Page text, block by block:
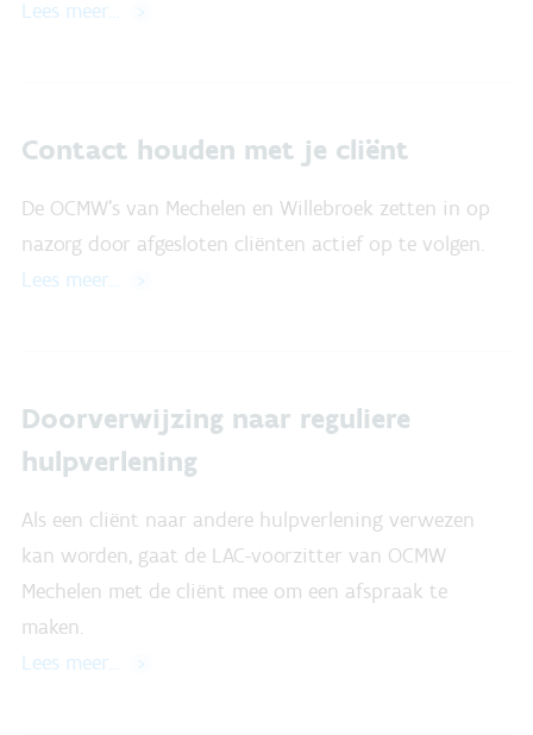
Lees meer…
Contact houden met je cliënt
De OCMW's van Mechelen en Willebroek zetten in op
nazorg door afgesloten cliënten actief op te volgen.
Lees meer…
Doorverwijzing naar reguliere
hulpverlening
Als een cliënt naar andere hulpverlening verwezen
kan worden, gaat de LAC-voorzitter van OCMW
Mechelen met de cliënt mee om een afspraak te
maken.
Lees meer…